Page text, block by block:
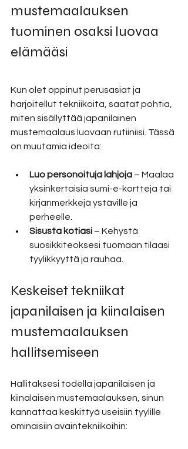
mustemaalauksen
tuominen osaksi luovaa
elämääsi
Kun olet oppinut perusasiat ja
harjoitellut tekniikoita, saatat pohtia,
miten sisällyttää japanilainen
mustemaalaus luovaan rutiiniisi. Tässä
on muutamia ideoita:
Luo personoituja lahjoja – Maalaa
yksinkertaisia sumi-e-kortteja tai
kirjanmerkkejä ystäville ja
perheelle.
Sisusta kotiasi – Kehystä
suosikkiteoksesi tuomaan tilaasi
tyylikkyyttä ja rauhaa.
Keskeiset tekniikat
japanilaisen ja kiinalaisen
mustemaalauksen
hallitsemiseen
Hallitaksesi todella japanilaisen ja
kiinalaisen mustemaalauksen, sinun
kannattaa keskittyä useisiin tyylille
ominaisiin avaintekniikoihin: